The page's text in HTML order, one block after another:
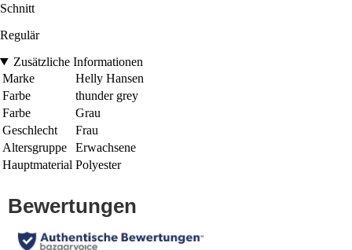
Schnitt
Regulär
Zusätzliche Informationen
Marke
Helly Hansen
Farbe
thunder grey
Farbe
Grau
Geschlecht
Frau
Altersgruppe
Erwachsene
Hauptmaterial Polyester